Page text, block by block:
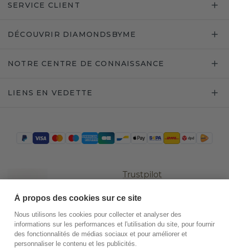
SERVICE CLIENT
DÉCOUVRIR DIAMONDSBYME
NOTRE CENTRE DE CONNAISSANCE
LIENS EN VEDETTE
Trustpilot
À propos des cookies sur ce site
Nous utilisons les cookies pour collecter et analyser des
informations sur les performances et l'utilisation du site, pour fournir
des fonctionnalités de médias sociaux et pour améliorer et
personnaliser le contenu et les publicités.